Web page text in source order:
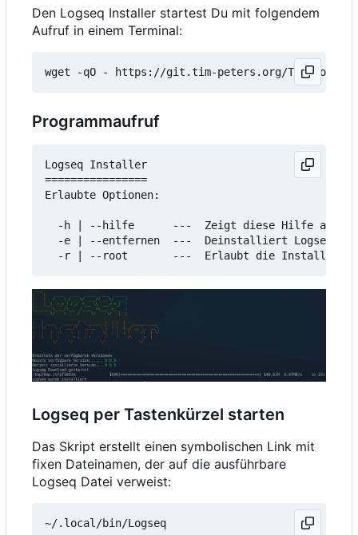
Den Logseq Installer startest Du mit folgendem
Aufruf in einem Terminal:
wget -qO - https://git.tim-peters.org/Tim/
Programmaufruf
Logseq Installer
================
Erlaubte Optionen:
  -h | --hilfe      ---  Zeigt diese Hilfe an
  -e | --entfernen  ---  Deinstalliert Logseq
Logseq per Tastenkürzel starten
Das Skript erstellt einen symbolischen Link mit
fixen Dateinamen, der auf die ausführbare
Logseq Datei verweist: